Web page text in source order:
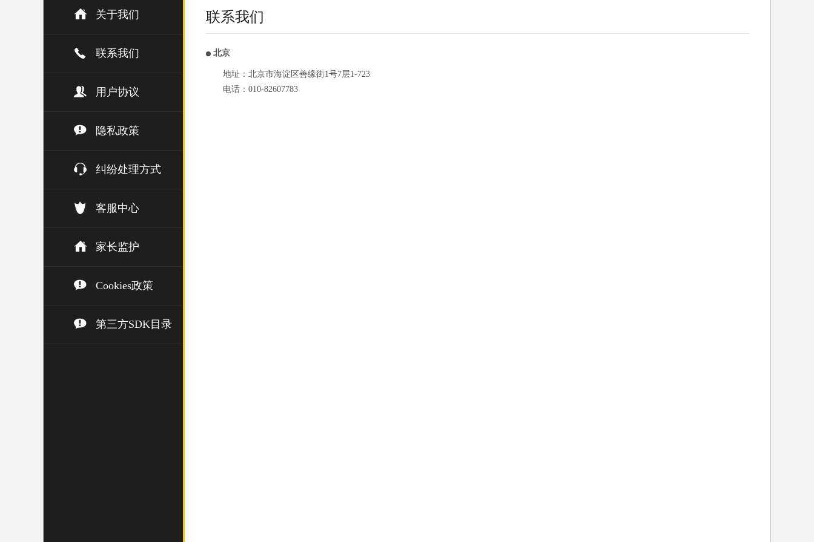
关于我们
联系我们
用户协议
隐私政策
纠纷处理方式
客服中心
家长监护
Cookies政策
第三方SDK目录
联系我们
北京
地址：北京市海淀区善缘街1号7层1-723
电话：010-82607783